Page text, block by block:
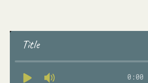
Title
0:00